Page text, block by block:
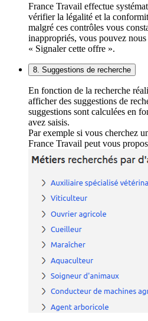
France Travail effectue
vérifier la légalité et la
malgré ces contrôles vous
inappropriés, vous pouvez
« Signaler cette offre ».
8. Suggestions de recherche
En fonction de la recherche
afficher des suggestions de
suggestions sont calculées en
avez saisis.
Par exemple si vous cherchez
France Travail peut vous